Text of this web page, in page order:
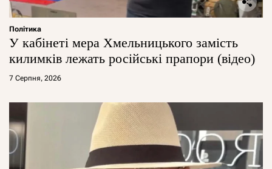
Політика
У кабінеті мера Хмельницького замість
килимків лежать російські прапори (відео)
7 Серпня, 2026